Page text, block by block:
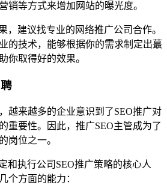
销等方式来增加网站的曝光度。
，建议找专业的网络推广公司合作。
的技术，能够根据你的需求制定出蕞
你取得好的效果。
越来越多的企业意识到了SEO推广对
重要性。因此，推广SEO主管成为了
岗位之一。
和执行公司SEO推广策略的核心人
个方面的能力：